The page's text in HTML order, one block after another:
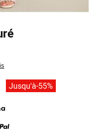
Jusqu'à-55%